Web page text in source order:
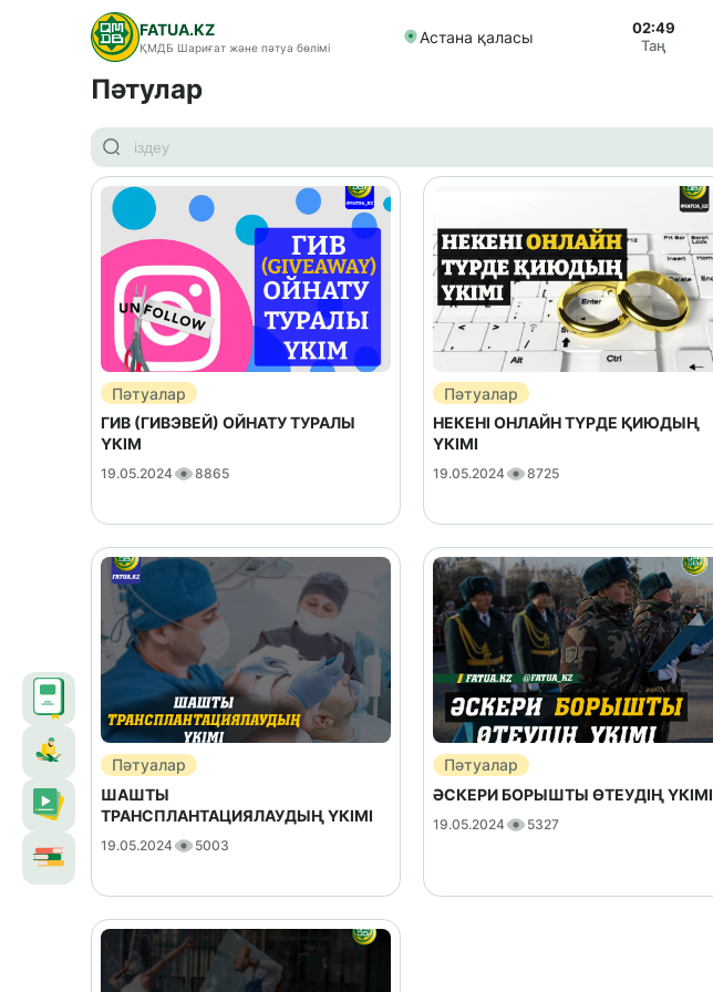
FATUA.KZ
ҚМДБ Шариғат және пәтуа бөлімі
Астана қаласы
02:49
Таң
Пәтулар
Пәтуалар
ГИВ (ГИВЭВЕЙ) ОЙНАТУ ТУРАЛЫ
ҮКІМ
19.05.2024 8865
Пәтуалар
НЕКЕНІ ОНЛАЙН ТҮРДЕ ҚИЮДЫҢ
ҮКІМІ
19.05.2024 8725
Пәтуалар
ШАШТЫ
ТРАНСПЛАНТАЦИЯЛАУДЫҢ ҮКІМІ
19.05.2024 5003
Пәтуалар
ӘСКЕРИ БОРЫШТЫ ӨТЕУДІҢ ҮКІМІ
19.05.2024 5327